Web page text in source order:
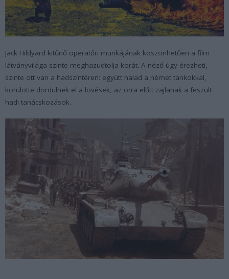
Jack Hildyard kitűnő operatőri munkájának köszönhetően a film
látványvilága szinte meghazudtolja korát. A néző úgy érezheti,
szinte ott van a hadszíntéren: együtt halad a német tankokkal,
körülötte dördülnek el a lövések, az orra előtt zajlanak a feszült
hadi tanácskozások.